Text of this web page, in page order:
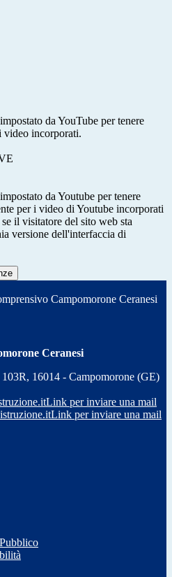
da YouTube per tenere
video incorporati.
da Youtube per tenere
per i video di Youtube incorporati
il visitatore del sito web sta
versione dell'interfaccia di
Campomorone Ceranesi
Ceranesi
16014 - Campomorone (GE)
Link per inviare una mail
Link per inviare una mail